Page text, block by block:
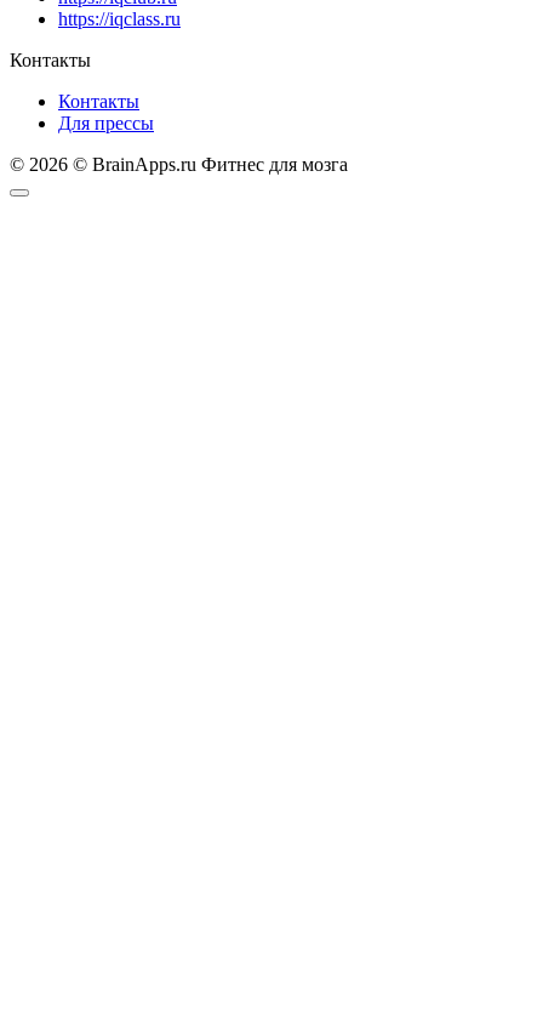
https://iqclass.ru
Контакты
Контакты
Для прессы
© 2026 © BrainApps.ru Фитнес для мозга